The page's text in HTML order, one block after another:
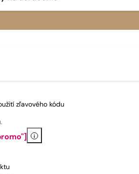
zľavového kódu
i